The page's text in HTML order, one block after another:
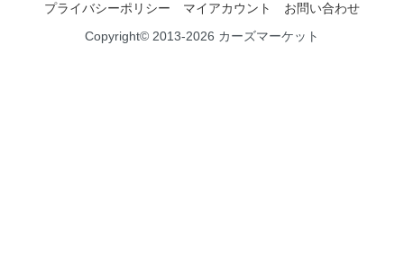
プライバシーポリシー
マイアカウント
お問い合わせ
Copyright© 2013-2026 カーズマーケット